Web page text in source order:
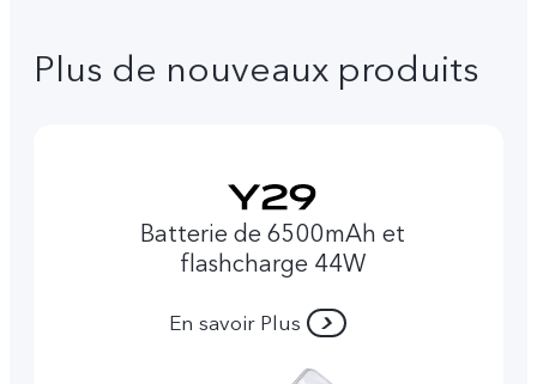
Plus de nouveaux produits
Batterie de 6500mAh et
flashcharge 44W
En savoir Plus